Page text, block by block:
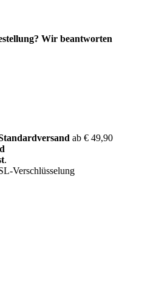
Wir beantworten
ab € 49,90
.
Verschlüsselung